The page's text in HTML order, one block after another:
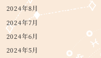
2024年8月
2024年7月
2024年6月
2024年5月